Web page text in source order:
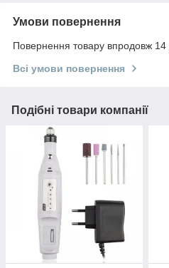
Умови повернення
Повернення товару впродовж 14
Всі умови повернення
Подібні товари компанії